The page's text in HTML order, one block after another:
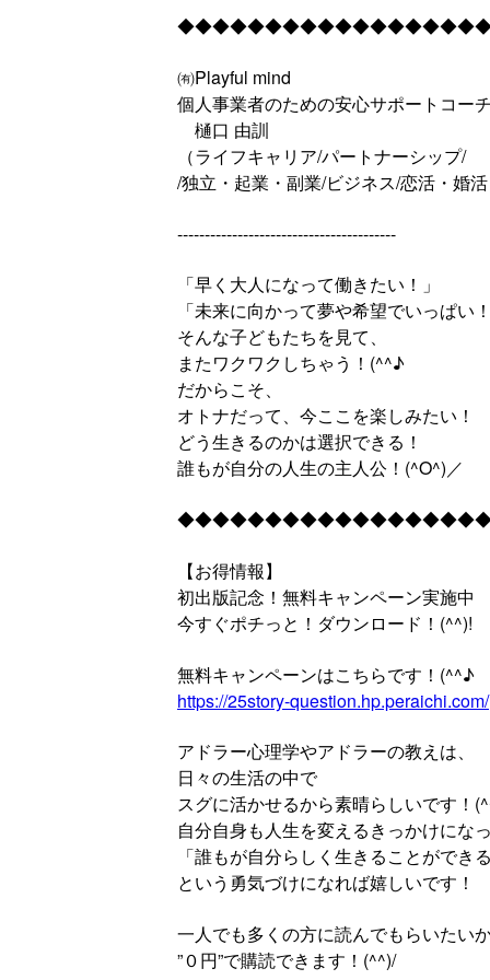
㈲Playful mind
個人事業者のための安心サポートコーチ
樋口 由訓
（ライフキャリア/パートナーシップ/
/独立・起業・副業/ビジネス/恋活・婚活
----------------------------------------
「早く大人になって働きたい！」
「未来に向かって夢や希望でいっぱい！
そんな子どもたちを見て、
またワクワクしちゃう！(^^♪
だからこそ、
オトナだって、今ここを楽しみたい！
どう生きるのかは選択できる！
誰もが自分の人生の主人公！(^O^)／
【お得情報】
初出版記念！無料キャンペーン実施中
今すぐポチっと！ダウンロード！(^^)!
無料キャンペーンはこちらです！(^^♪
https://25story-question.hp.peraichi.com/
アドラー心理学やアドラーの教えは、
日々の生活の中で
スグに活かせるから素晴らしいです！
自分自身も人生を変えるきっかけになっ
「誰もが自分らしく生きることができる
という勇気づけになれば嬉しいです！
一人でも多くの方に読んでもらいたいか
”０円”で購読できます！(^^)/